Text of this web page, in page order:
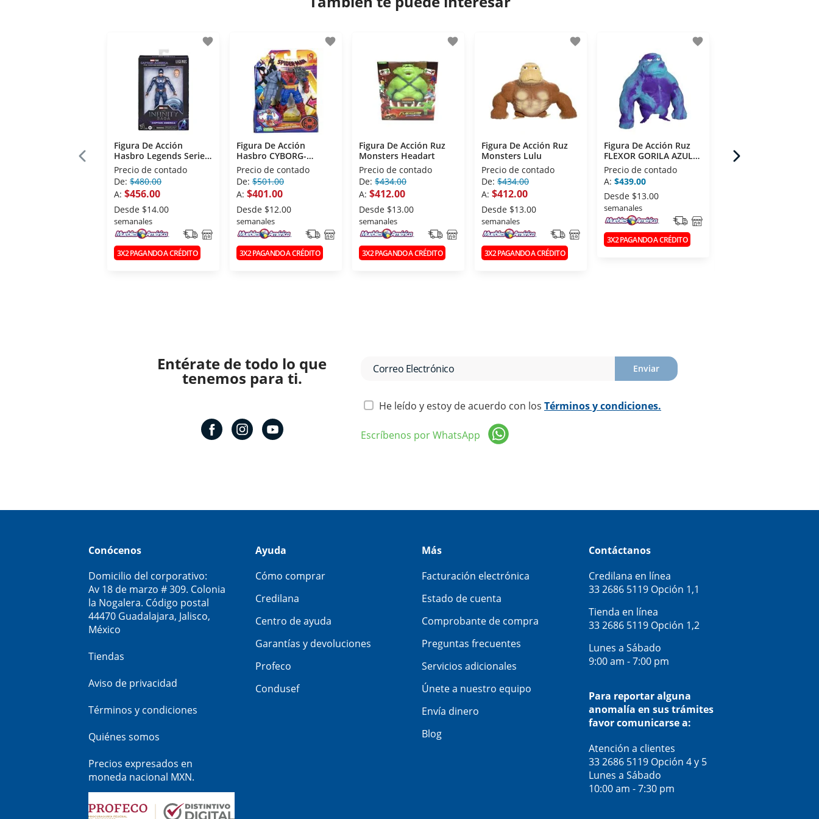
favorite
Figura De Acción
Hasbro Legends Series
Capitan America
Precio de contado
De: $480.00
A: $456.00
Desde $14.00
semanales
3X2 PAGANDO A CRÉDITO
favorite
Figura De Acción
Hasbro CYBORG-
SPIDER F6004
Precio de contado
De: $501.00
A: $401.00
Desde $12.00
semanales
3X2 PAGANDO A CRÉDITO
favorite
Figura De Acción Ruz
Monsters Headart
Precio de contado
De: $434.00
A: $412.00
Desde $13.00
semanales
3X2 PAGANDO A CRÉDITO
favorite
Figura De Acción Ruz
Monsters Lulu
Precio de contado
De: $434.00
A: $412.00
Desde $13.00
semanales
3X2 PAGANDO A CRÉDITO
favorite
Figura De Acción Ruz
FLEXOR GORILA AZUL
165815-W7
Precio de contado
A: $439.00
Desde $13.00
semanales
3X2 PAGANDO A CRÉDITO
Hasbro MILES
Entérate de todo lo que
tenemos para ti. Enviar
He leído y estoy de acuerdo con los Términos y condiciones.
Escríbenos por WhatsApp
Conócenos
Domicilio del corporativo:
Av 18 de marzo # 309. Colonia
la Nogalera. Código postal
44470 Guadalajara, Jalisco,
México
Tiendas
Aviso de privacidad
Términos y condiciones
Quiénes somos
Precios expresados en
moneda nacional MXN.
Ayuda
Cómo comprar
Credilana
Centro de ayuda
Garantías y devoluciones
Profeco
Condusef
Más
Facturación electrónica
Estado de cuenta
Comprobante de compra
Preguntas frecuentes
Servicios adicionales
Únete a nuestro equipo
Envía dinero
Blog
Contáctanos
Credilana en línea
33 2686 5119 Opción 1,1
Tienda en línea
33 2686 5119 Opción 1,2
Lunes a Sábado
9:00 am - 7:00 pm
Para reportar alguna
anomalía en sus trámites
favor comunicarse a:
Atención a clientes
33 2686 5119 Opción 4 y 5
Lunes a Sábado
10:00 am - 7:30 pm